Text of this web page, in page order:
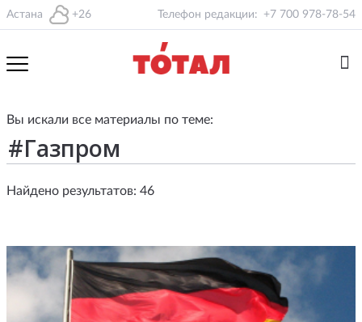
Астана +26 Телефон редакции: +7 700 978-78-54
Вы искали все материалы по теме:
Найдено результатов: 46